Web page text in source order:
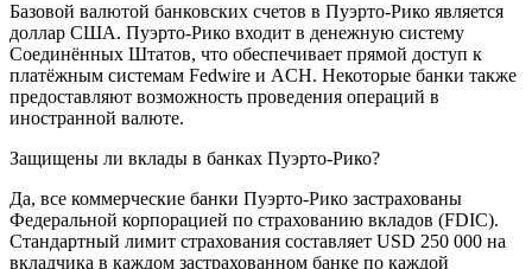
Базовой валютой банковских счетов в Пуэрто-Рико является
доллар США. Пуэрто-Рико входит в денежную систему
Соединённых Штатов, что обеспечивает прямой доступ к
платёжным системам Fedwire и ACH. Некоторые банки также
предоставляют возможность проведения операций в
иностранной валюте.
Защищены ли вклады в банках Пуэрто-Рико?
Да, все коммерческие банки Пуэрто-Рико застрахованы
Федеральной корпорацией по страхованию вкладов (FDIC).
Стандартный лимит страхования составляет USD 250 000 на
вкладчика в каждом застрахованном банке по каждой